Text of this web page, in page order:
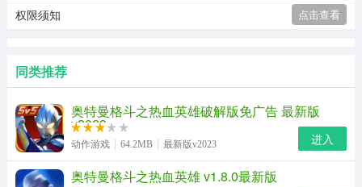
权限须知
点击查看
同类推荐
奥特曼格斗之热血英雄破解版免广告 最新版
v2023
动作游戏 64.2MB 最新版v2023 进入
奥特曼格斗之热血英雄 v1.8.0最新版